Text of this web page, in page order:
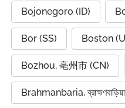
Bojonegoro (ID)
Bor (SS) Boston
Bozhou, 亳州市 (CN)
Brahmanbaria,